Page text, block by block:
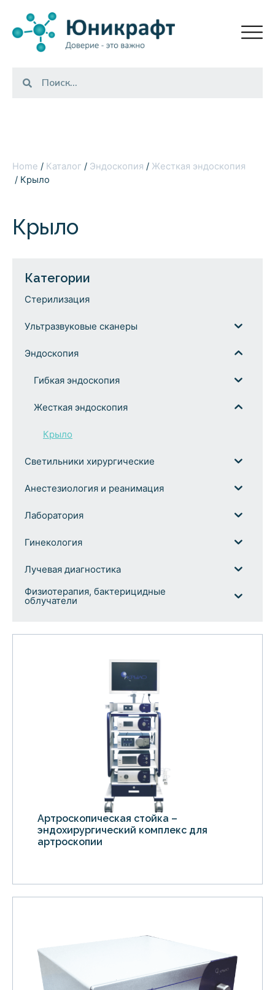
Home / Каталог / Эндоскопия / Жесткая эндоскопия
/ Крыло
Крыло
Категории
Стерилизация
Ультразвуковые сканеры
Эндоскопия
Гибкая эндоскопия
Жесткая эндоскопия
Крыло
Светильники хирургические
Анестезиология и реанимация
Лаборатория
Гинекология
Лучевая диагностика
Физиотерапия, бактерицидные
облучатели
Артроскопическая стойка –
эндохирургический комплекс для
артроскопии